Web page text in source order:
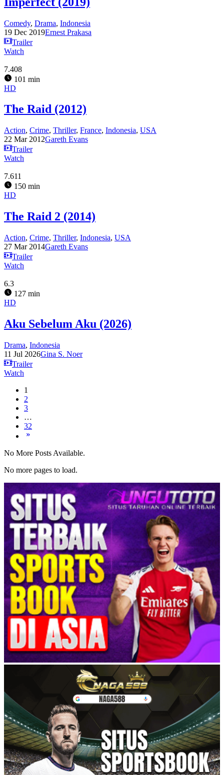
Comedy, Drama, Indonesia
19 Dec 2019Ernest Prakasa
Trailer
Watch
7.408
101 min
HD
The Raid (2012)
Action, Crime, Thriller, France, Indonesia, USA
22 Mar 2012Gareth Evans
Trailer
Watch
7.611
150 min
HD
The Raid 2 (2014)
Action, Crime, Thriller, Indonesia, USA
27 Mar 2014Gareth Evans
Trailer
Watch
6.3
127 min
HD
Aku Sebelum Aku (2026)
Drama, Indonesia
11 Jul 2026Gina S. Noer
Trailer
Watch
1
2
3
…
32
No More Posts Available.
No more pages to load.